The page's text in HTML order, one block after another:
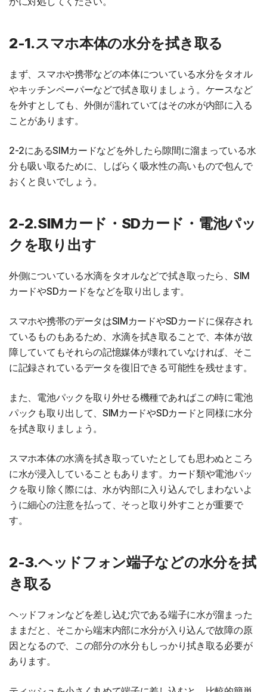
2-1.スマホ本体の水分を拭き取る
まず、スマホや携帯などの本体についている水分をタオル
やキッチンペーパーなどで拭き取りましょう。ケースなど
を外すとしても、外側が濡れていてはその水が内部に入る
ことがあります。
2-2にあるSIMカードなどを外したら隙間に溜まっている水
分も吸い取るために、しばらく吸水性の高いもので包んで
おくと良いでしょう。
2-2.SIMカード・SDカード・電池パッ
クを取り出す
外側についている水滴をタオルなどで拭き取ったら、SIM
カードやSDカードをなどを取り出します。
スマホや携帯のデータはSIMカードやSDカードに保存され
ているものもあるため、水滴を拭き取ることで、本体が故
障していてもそれらの記憶媒体が壊れていなければ、そこ
に記録されているデータを復旧できる可能性を残せます。
また、電池パックを取り外せる機種であればこの時に電池
パックも取り出して、SIMカードやSDカードと同様に水分
を拭き取りましょう。
スマホ本体の水滴を拭き取っていたとしても思わぬところ
に水が浸入していることもあります。カード類や電池パッ
クを取り除く際には、水が内部に入り込んでしまわないよ
うに細心の注意を払って、そっと取り外すことが重要で
す。
2-3.ヘッドフォン端子などの水分を拭
き取る
ヘッドフォンなどを差し込む穴である端子に水が溜まった
ままだと、そこから端末内部に水分が入り込んで故障の原
因となるので、この部分の水分もしっかり拭き取る必要が
あります。